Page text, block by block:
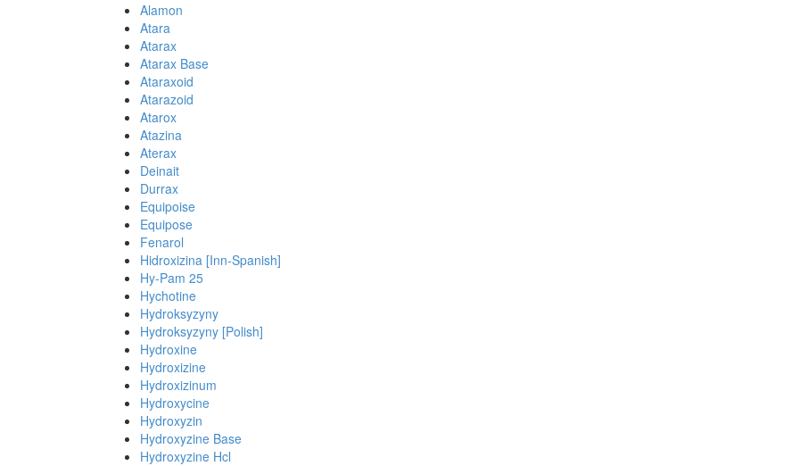
Alamon
Atara
Atarax
Atarax Base
Ataraxoid
Atarazoid
Atarox
Atazina
Aterax
Deinait
Durrax
Equipoise
Equipose
Fenarol
Hidroxizina [Inn-Spanish]
Hy-Pam 25
Hychotine
Hydroksyzyny
Hydroksyzyny [Polish]
Hydroxine
Hydroxizine
Hydroxizinum
Hydroxycine
Hydroxyzin
Hydroxyzine Base
Hydroxyzine Hcl